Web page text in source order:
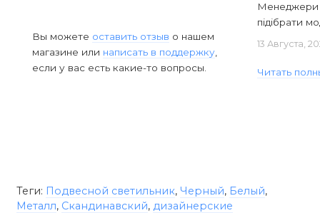
Вы можете оставить отзыв о нашем
магазине или написать в поддержку
если у вас есть какие-то вопросы.
Менеджери
підібрати
13 Августа,
Читать
Теги: Подвесной светильник, Черный, Белый,
Металл, Скандинавский, дизайнерские